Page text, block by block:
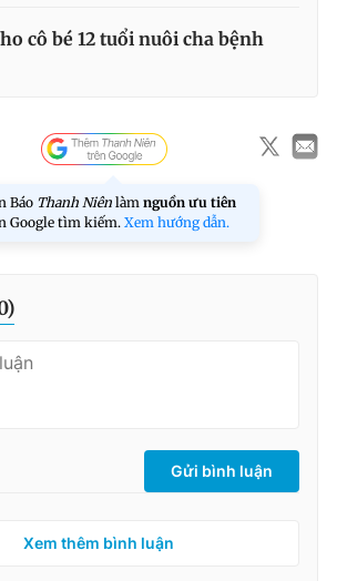
cô bé 12 tuổi nuôi cha bệnh
Báo Thanh Niên làm nguồn ưu tiên
Google tìm kiếm. Xem hướng dẫn.
)
Gửi bình luận
Xem thêm bình luận